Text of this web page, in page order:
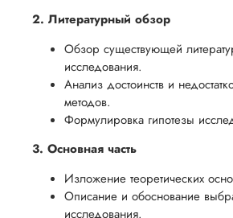
2. Литературный обзор
Обзор существующей
исследования.
Анализ достоинств и
методов.
Формулировка гипотезы
3. Основная часть
Изложение теоретических
Описание и обоснование
исследования.